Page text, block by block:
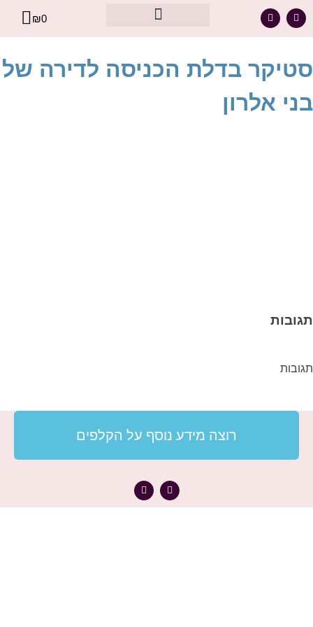
₪0
סטיקר בדלת הכניסה לדירה של
בני אלרון
תגובות
תגובות
רוצה מידע נוסף על הקלפים